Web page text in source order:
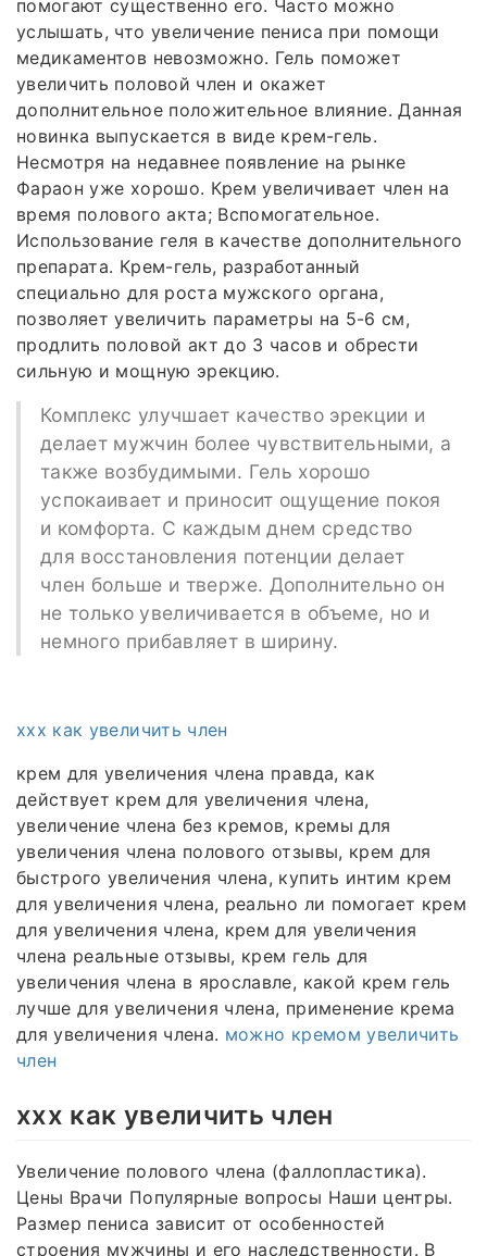
помогают существенно его. Часто можно
услышать, что увеличение пениса при помощи
медикаментов невозможно. Гель поможет
увеличить половой член и окажет
дополнительное положительное влияние. Данная
новинка выпускается в виде крем-гель.
Несмотря на недавнее появление на рынке
Фараон уже хорошо. Крем увеличивает член на
время полового акта; Вспомогательное.
Использование геля в качестве дополнительного
препарата. Крем-гель, разработанный
специально для роста мужского органа,
позволяет увеличить параметры на 5-6 см,
продлить половой акт до 3 часов и обрести
сильную и мощную эрекцию.
Комплекс улучшает качество эрекции и
делает мужчин более чувствительными, а
также возбудимыми. Гель хорошо
успокаивает и приносит ощущение покоя
и комфорта. С каждым днем средство
для восстановления потенции делает
член больше и тверже. Дополнительно он
не только увеличивается в объеме, но и
немного прибавляет в ширину.
xxx как увеличить член
крем для увеличения члена правда, как
действует крем для увеличения члена,
увеличение члена без кремов, кремы для
увеличения члена полового отзывы, крем для
быстрого увеличения члена, купить интим крем
для увеличения члена, реально ли помогает крем
для увеличения члена, крем для увеличения
члена реальные отзывы, крем гель для
увеличения члена в ярославле, какой крем гель
лучше для увеличения члена, применение крема
для увеличения члена. можно кремом увеличить
член
xxx как увеличить член
Увеличение полового члена (фаллопластика).
Цены Врачи Популярные вопросы Наши центры.
Размер пениса зависит от особенностей
строения мужчины и его наследственности. В